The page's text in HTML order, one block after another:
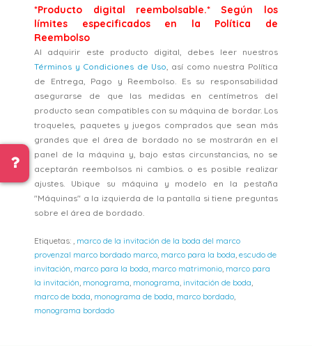
*Producto digital reembolsable.* Según los
límites especificados en la Política de
Reembolso
Al adquirir este producto digital, debes leer nuestros
Términos y Condiciones de Uso, así como nuestra Política
de Entrega, Pago y Reembolso. Es su responsabilidad
asegurarse de que las medidas en centímetros del
producto sean compatibles con su máquina de bordar. Los
troqueles, paquetes y juegos comprados que sean más
grandes que el área de bordado no se mostrarán en el
panel de la máquina y, bajo estas circunstancias, no se
aceptarán reembolsos ni cambios. o es posible realizar
ajustes. Ubique su máquina y modelo en la pestaña
"Máquinas" a la izquierda de la pantalla si tiene preguntas
sobre el área de bordado.
Etiquetas:, marco de la invitación de la boda del marco
provenzal marco bordado marco, marco para la boda,escudo de
invitación, marco para la boda, marco matrimonio, marco para
la invitación, monograma, monograma, invitación de boda,
marco de boda, monograma de boda, marco bordado,
monograma bordado